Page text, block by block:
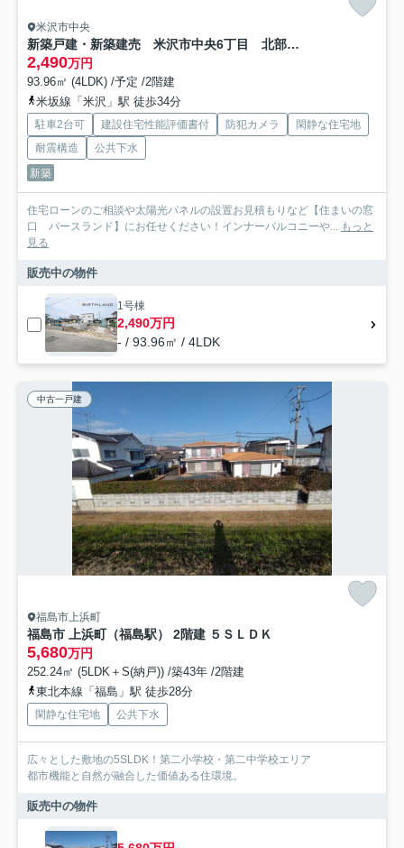
米沢市中央
新築戸建・新築建売 米沢市中央6丁目 北部小・第四中
2,490万円
93.96㎡ (4LDK) /予定 /2階建
米坂線「米沢」駅 徒歩34分
駐車2台可 建設住宅性能評価書付 防犯カメラ
閑静な住宅地
耐震構造
公共下水
新築
住宅ローンのご相談や太陽光パネルの設置お見積もりなど【住まいの窓
口 バースランド】にお任せください！インナーバルコニーや... もっと
見る
販売中の物件
1号棟
2,490万円
- / 93.96㎡ / 4LDK
中古一戸建
福島市上浜町
福島市 上浜町（福島駅） 2階建 ５ＳＬＤＫ
5,680万円
252.24㎡ (5LDK＋S(納戸)) /築43年 /2階建
東北本線「福島」駅 徒歩28分
閑静な住宅地 公共下水
広々とした敷地の5SLDK！第二小学校・第二中学校エリア
都市機能と自然が融合した価値ある住環境。
販売中の物件